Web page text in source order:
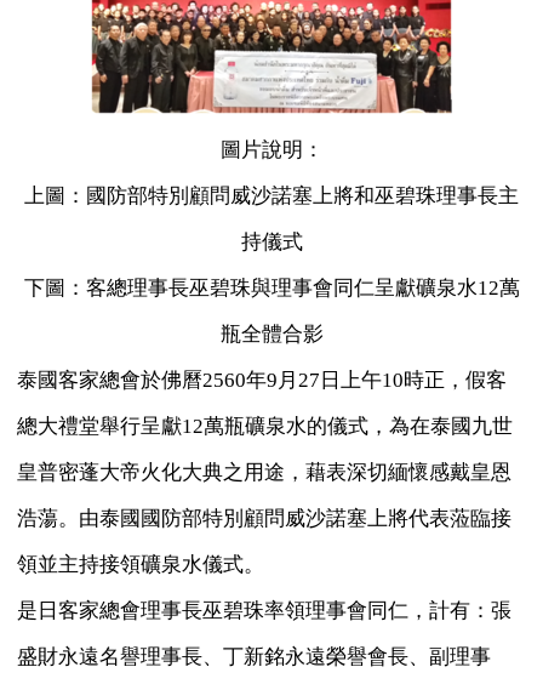
圖片說明：
上圖：國防部特別顧問威沙諾塞上將和巫碧珠理事長主
持儀式
下圖：客總理事長巫碧珠與理事會同仁呈獻礦泉水12萬
瓶全體合影
泰國客家總會於佛曆2560年9月27日上午10時正，假客
總大禮堂舉行呈獻12萬瓶礦泉水的儀式，為在泰國九世
皇普密蓬大帝火化大典之用途，藉表深切緬懷感戴皇恩
浩蕩。由泰國國防部特別顧問威沙諾塞上將代表蒞臨接
領並主持接領礦泉水儀式。
是日客家總會理事長巫碧珠率領理事會同仁，計有：張
盛財永遠名譽理事長、丁新銘永遠榮譽會長、副理事